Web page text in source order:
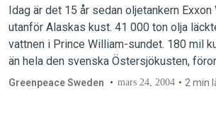
Idag är det 15 år sedan oljetankern
utanför Alaskas kust. 41 000 ton olja
vattnen i Prince William-sundet. 180 mil
än hela den svenska Östersjökusten,
uttrar, 300 sälar, 22 späckhuggare, 150
Greenpeace Sweden mars 24, 2004 2 min